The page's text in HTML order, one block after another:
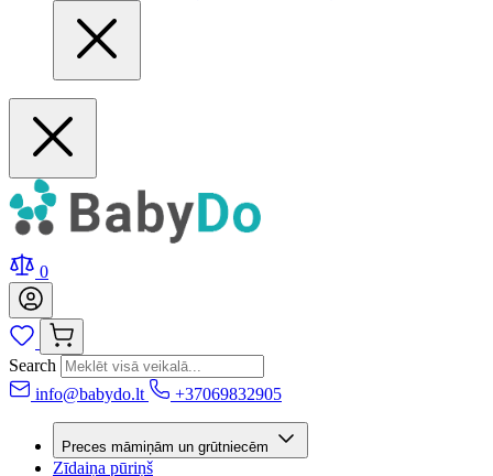
0
Search
info@babydo.lt
+37069832905
Preces māmiņām un grūtniecēm
Zīdaiņa pūriņš